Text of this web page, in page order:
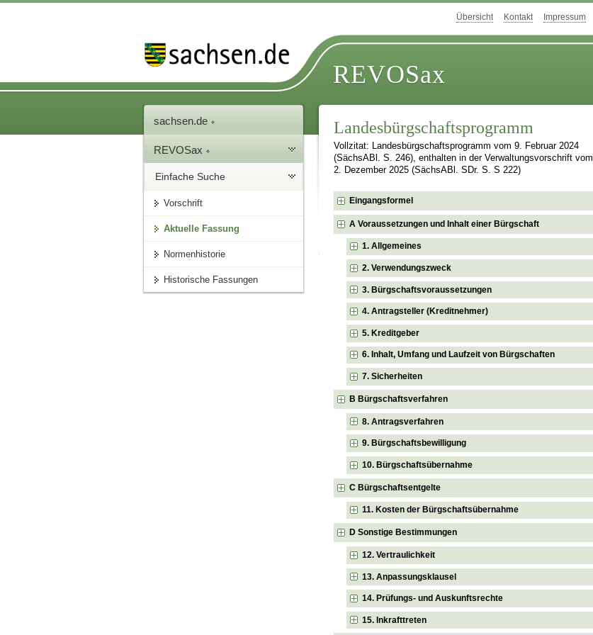
Übersicht Kontakt Impressum
REVOSax
sachsen.de
REVOSax
Einfache Suche
Vorschrift
Aktuelle Fassung
Normenhistorie
Historische Fassungen
Landesbürgschaftsprogramm
Vollzitat: Landesbürgschaftsprogramm vom 9. Februar 2024
(SächsABl. S. 246), enthalten in der Verwaltungsvorschrift vom
2. Dezember 2025 (SächsABl. SDr. S. S 222)
Eingangsformel
A Voraussetzungen und Inhalt einer Bürgschaft
1. Allgemeines
2. Verwendungszweck
3. Bürgschaftsvoraussetzungen
4. Antragsteller (Kreditnehmer)
5. Kreditgeber
6. Inhalt, Umfang und Laufzeit von Bürgschaften
7. Sicherheiten
B Bürgschaftsverfahren
8. Antragsverfahren
9. Bürgschaftsbewilligung
10. Bürgschaftsübernahme
C Bürgschaftsentgelte
11. Kosten der Bürgschaftsübernahme
D Sonstige Bestimmungen
12. Vertraulichkeit
13. Anpassungsklausel
14. Prüfungs- und Auskunftsrechte
15. Inkrafttreten